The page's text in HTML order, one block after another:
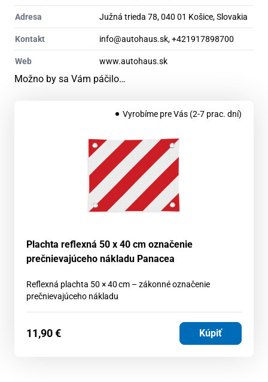
Adresa Južná trieda 78, 040 01 Košice, Slovakia
Kontakt info@autohaus.sk, +421917898700
Web www.autohaus.sk
Možno by sa Vám páčilo…
Vyrobíme pre Vás (2-7 prac. dní)
Plachta reflexná 50 x 40 cm označenie
prečnievajúceho nákladu Panacea
Reflexná plachta 50 × 40 cm – zákonné označenie
prečnievajúceho nákladu
11,90€ Kúpiť